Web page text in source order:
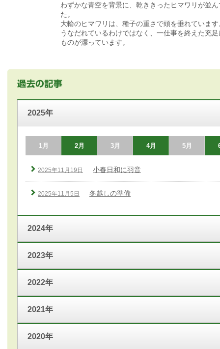
わずかな青空を背景に、乾ききったヒマワリが並
た。
大輪のヒマワリは、種子の重さで頭を垂れています
うなだれているわけではなく、一仕事を終えた充
ものが漂っています。
2025年
1月 2月 3月 4月 5月
2025年11月19日 小春日和に羽音
2025年11月5日 冬越しの準備
2024年
2023年
2022年
2021年
2020年